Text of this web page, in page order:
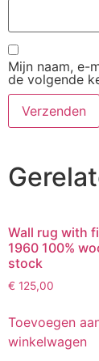
Mijn naam, e-
de volgende
Wall rug with
1960 100%
stock
€ 125,00
Toevoegen
winkelwagen